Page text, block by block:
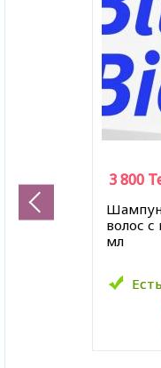
волос с
мл
3 800
3 800